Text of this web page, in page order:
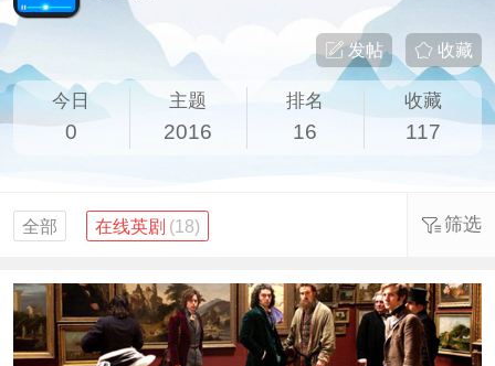
收藏
发帖
今日
0
主题
2016
排名
16
收藏
117
全部 在线英剧 (18) 筛选